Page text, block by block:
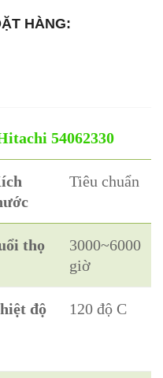
HÀNG:
54062330
Tiêu chuẩn
thọ
3000~6000
giờ
độ 120 độ C